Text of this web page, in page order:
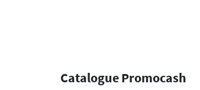
Catalogue Promocash